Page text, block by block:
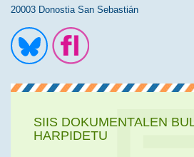
20003 Donostia San Sebastián
SIIS DOKUMENTALEN
HARPIDETU